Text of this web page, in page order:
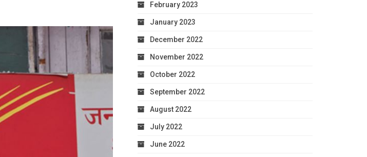
February 2023
January 2023
December 2022
November 2022
October 2022
September 2022
August 2022
July 2022
June 2022